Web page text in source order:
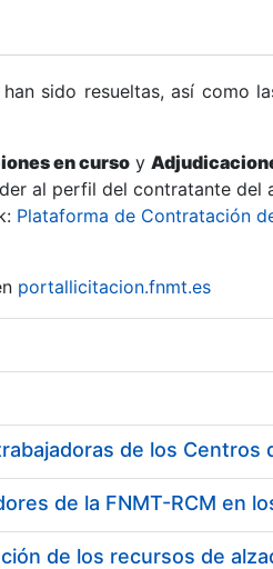
sido resueltas, así como
en curso y
al perfil del contratante del
Plataforma de Contratación
portallicitacion.fnmt.es